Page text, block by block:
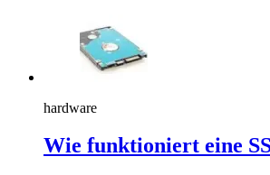
hardware
Wie funktioniert eine